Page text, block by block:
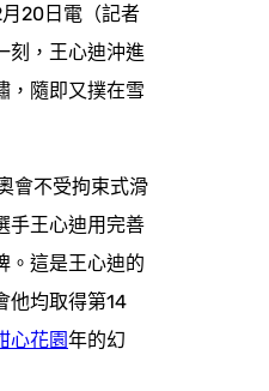
20日電（記者
刻，王心迪沖進
，隨即又撲在雪
會不受拘束式滑
手王心迪用完善
。這是王心迪的
他均取得第14
心花園年的幻